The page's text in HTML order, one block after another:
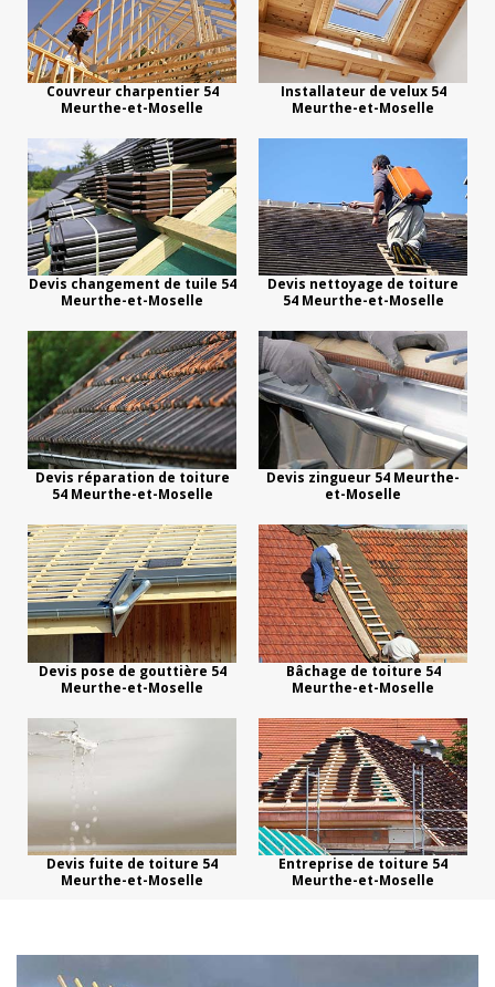
Couvreur charpentier 54
Meurthe-et-Moselle
Installateur de velux 54
Meurthe-et-Moselle
Devis changement de tuile 54
Meurthe-et-Moselle
Devis nettoyage de toiture
54 Meurthe-et-Moselle
Devis réparation de toiture
54 Meurthe-et-Moselle
Devis zingueur 54 Meurthe-
et-Moselle
Devis pose de gouttière 54
Meurthe-et-Moselle
Bâchage de toiture 54
Meurthe-et-Moselle
Devis fuite de toiture 54
Meurthe-et-Moselle
Entreprise de toiture 54
Meurthe-et-Moselle